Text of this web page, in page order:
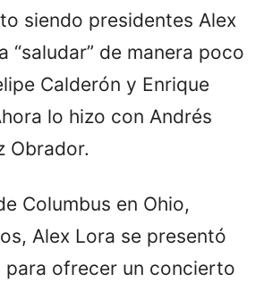
siendo presidentes Alex
“saludar” de manera poco
Calderón y Enrique
lo hizo con Andrés
Obrador.
Columbus en Ohio,
Alex Lora se presentó
para ofrecer un concierto